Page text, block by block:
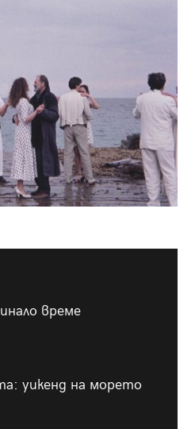
време
уикенд на морето